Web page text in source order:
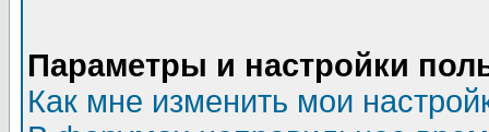
Параметры и настройки
Как мне изменить мои